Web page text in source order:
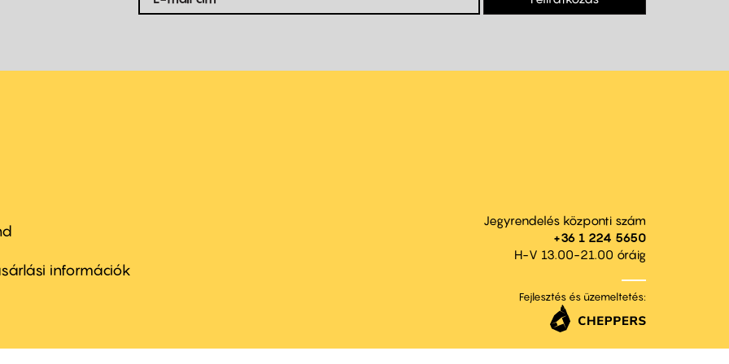
információk
Jegyrendelés központi szám
+36 1 224 5650
H-V 13.00-21.00 óráig
Fejlesztés és üzemeltetés: